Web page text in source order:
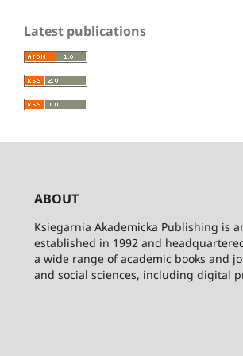
Latest publications
ABOUT
Ksiegarnia Akademicka Publishing is
established in 1992 and
a wide range of academic books and
and social sciences, including digital